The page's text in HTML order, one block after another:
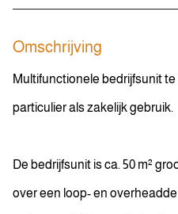
Omschrijving
Multifunctionele bedrijfsunit
particulier als zakelijk gebruik.
De bedrijfsunit is ca. 50 m²
over een loop- en